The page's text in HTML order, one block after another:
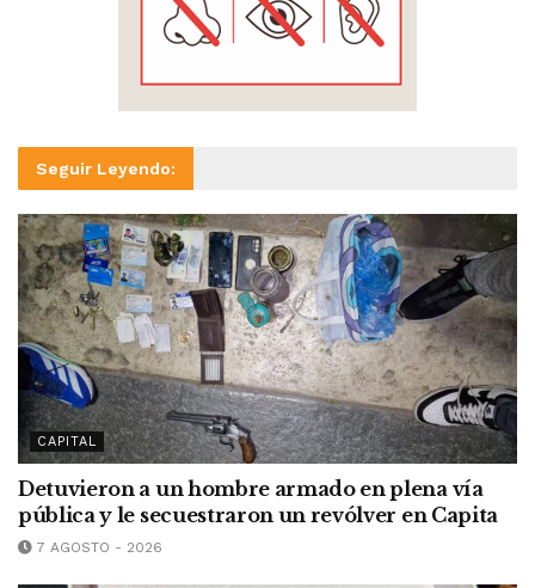
Seguir Leyendo:
CAPITAL
Detuvieron a un hombre armado en plena vía
pública y le secuestraron un revólver en Capita
7 AGOSTO - 2026